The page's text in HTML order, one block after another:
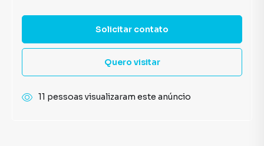
Solicitar contato
Quero visitar
11 pessoas visualizaram este anúncio